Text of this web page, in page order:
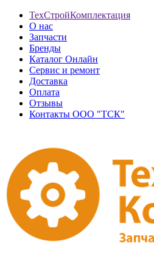
ТехСтройКомплектация
О нас
Запчасти
Бренды
Каталог Онлайн
Сервис и ремонт
Доставка
Оплата
Отзывы
Контакты ООО "ТСК"